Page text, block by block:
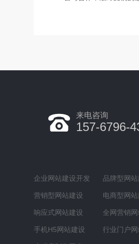
来电咨询
157-6796-
企业网站建设开发 品牌型网
营销型网站建设 电商型网
响应式网站建设 全网营销
手机H5网站建设 行业门户